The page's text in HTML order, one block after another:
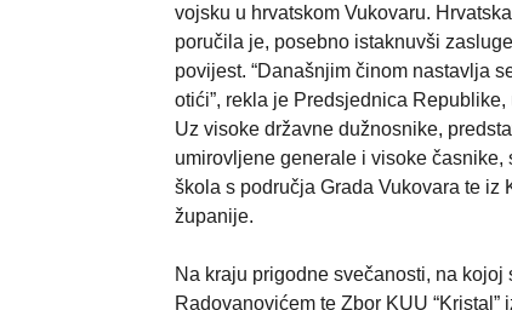
vojsku u hrvatskom Vukovaru.
poručila je, posebno istaknuvši
povijest. “Današnjim činom nastavlja
otići”, rekla je Predsjednica
Uz visoke državne dužnosnike,
umirovljene generale i visoke
škola s područja Grada Vukovara te
županije.
Na kraju prigodne svečanosti, na
Radovanovićem te Zbor KUU